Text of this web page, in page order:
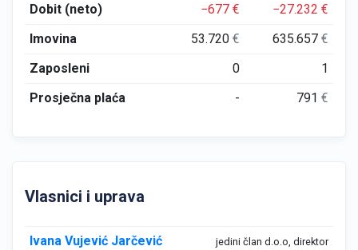
Dobit (neto)
−677€ −27.232€
Imovina
53.720€ 635.657€
Zaposleni
0
1
Prosječna plaća
- 791€
Vlasnici i uprava
Ivana Vujević Jarčević jedini član d.o.o, direktor